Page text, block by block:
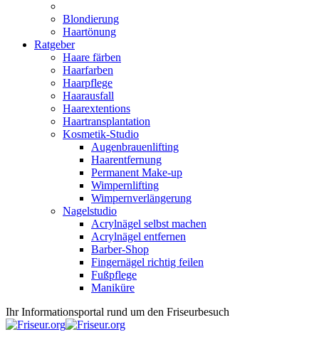
Blondierung
Haartönung
Ratgeber
Haare färben
Haarfarben
Haarpflege
Haarausfall
Haarextentions
Haartransplantation
Kosmetik-Studio
Augenbrauenlifting
Haarentfernung
Permanent Make-up
Wimpernlifting
Wimpernverlängerung
Nagelstudio
Acrylnägel selbst machen
Acrylnägel entfernen
Barber-Shop
Fingernägel richtig feilen
Fußpflege
Maniküre
Ihr Informationsportal rund um den Friseurbesuch